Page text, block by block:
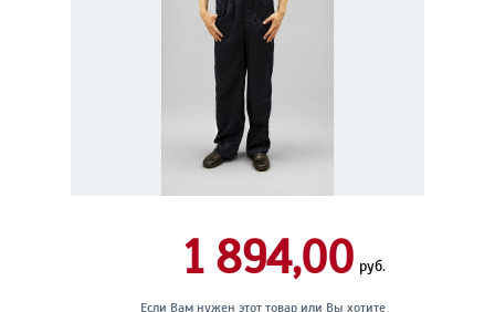
1 894,00 руб.
Если Вам нужен этот товар или Вы хотите